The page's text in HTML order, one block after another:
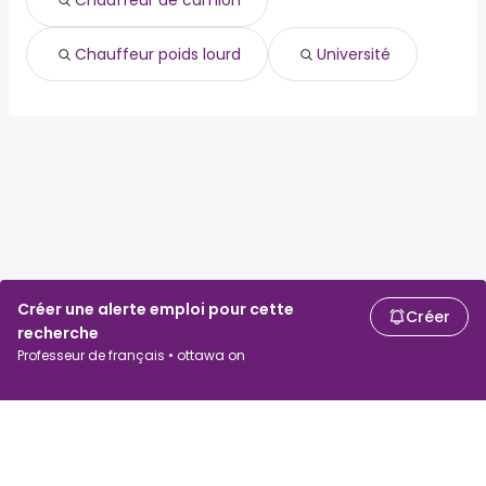
Créer une alerte emploi pour cette
recherche
Professeur de français • ottawa on
Créer
Chauffeur poids lourd Université